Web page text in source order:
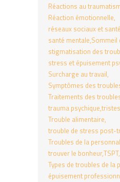
Réactions au
Réaction émotionnelle
réseaux sociaux et
santé mentale Sommeil
stigmatisation des
stress et épuisement
Surcharge au travail
Symptômes des
Traitements des
trauma psychique
Trouble alimentaire
trouble de stress post-
Troubles de la
trouver le bonheurTSPT
Types de troubles de la
épuisement